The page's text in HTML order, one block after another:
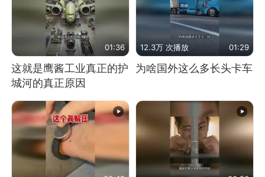
01:36
这就是鹰酱工业真正的护
城河的真正原因
12.3万 次播放 01:29
为啥国外这么多长头卡车